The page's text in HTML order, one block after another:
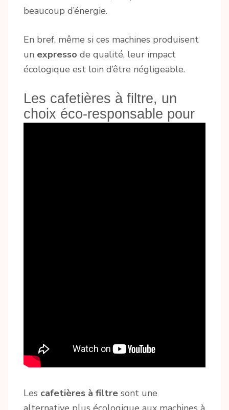
beaucoup d’énergie.
En bref, même si ces machines produisent
un expresso de qualité, leur impact
écologique est loin d’être négligeable.
Les cafetières à filtre, un
choix éco-responsable pour
Les cafetières à filtre sont une